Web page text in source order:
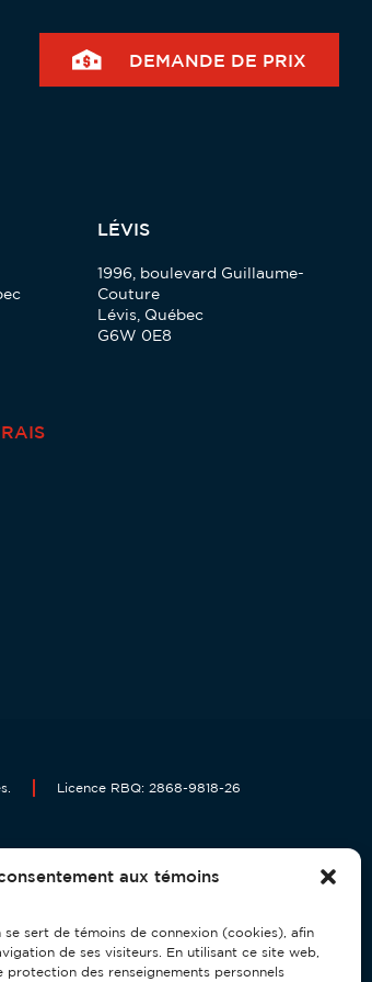
aux témoins
sert de témoins de connexion (cookies), afin
de ses visiteurs. En utilisant ce site web,
des renseignements personnels
DEMANDE DE PRIX
LÉVIS
1996, boulevard Guillaume-
Couture
Lévis, Québec
G6W 0E8
Licence RBQ: 2868-9818-26